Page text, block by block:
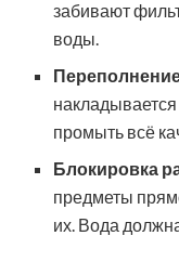
забивают
воды.
накладывается
промыть всё
Блокировка
предметы
их. Вода